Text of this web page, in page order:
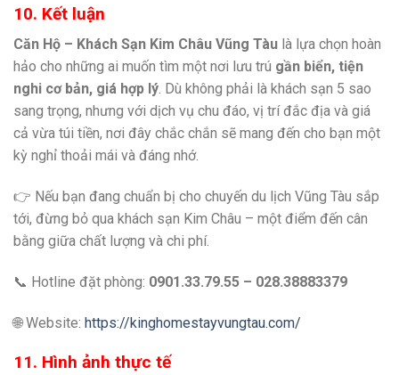
10. Kết luận
Căn Hộ – Khách Sạn Kim Châu Vũng Tàu là lựa chọn hoàn
hảo cho những ai muốn tìm một nơi lưu trú gần biển, tiện
nghi cơ bản, giá hợp lý. Dù không phải là khách sạn 5 sao
sang trọng, nhưng với dịch vụ chu đáo, vị trí đắc địa và giá
cả vừa túi tiền, nơi đây chắc chắn sẽ mang đến cho bạn một
kỳ nghỉ thoải mái và đáng nhớ.
👉 Nếu bạn đang chuẩn bị cho chuyến du lịch Vũng Tàu sắp
tới, đừng bỏ qua khách sạn Kim Châu – một điểm đến cân
bằng giữa chất lượng và chi phí.
📞 Hotline đặt phòng: 0901.33.79.55 – 028.38883379
🌐 Website: https://kinghomestayvungtau.com/
11. Hình ảnh thực tế